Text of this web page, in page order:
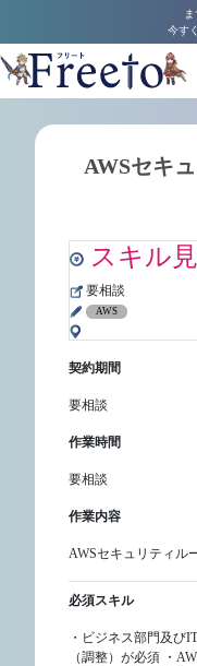
今す
AWSセキ
スキル
要相談
AWS
契約期間
要相談
作業時間
要相談
作業内容
AWSセキュリティル
必須スキル
・ビジネス部門及び
（調整）が必須 ・